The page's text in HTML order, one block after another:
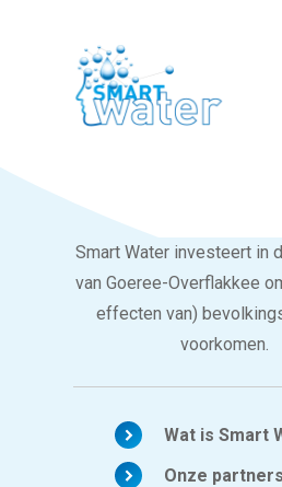
Smart Water investeert in
van Goeree-Overflakkee
effecten van)
voorkomen.
Wat is Smart
Onze partners